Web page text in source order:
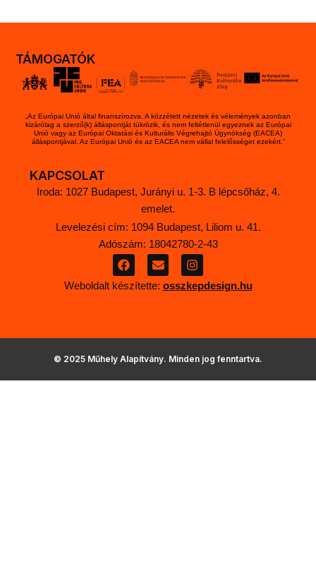
TÁMOGATÓK
„Az Európai Unió által finanszírozva. A közzétett nézetek és vélemények azonban
kizárólag a szerző(k) álláspontját tükrözik, és nem feltétlenül egyeznek az Európai
Unió vagy az Európai Oktatási és Kulturális Végrehajtó Ügynökség (EACEA)
álláspontjával. Az Európai Unió és az EACEA nem vállal felelősséget ezekért.”
KAPCSOLAT
Iroda: 1027 Budapest, Jurányi u. 1-3. B lépcsőház, 4.
emelet.
Levelezési cím: 1094 Budapest, Liliom u. 41.
Adószám: 18042780-2-43
F
a
c
E
n
v
I
n
s
m
Weboldalt készítette: osszkepdesign.hu
© 2025 Műhely Alapítvány. Minden jog fenntartva.